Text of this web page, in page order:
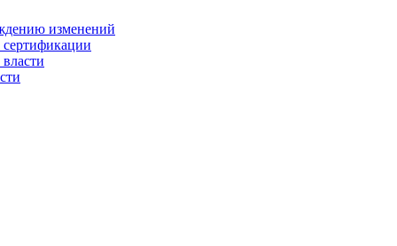
изменений